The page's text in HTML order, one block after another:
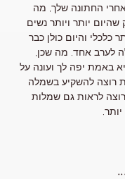
החתונה שלך, מה
יותר ויותר נשים
כלכלי והיום כולן כבר
לערב אחד. מה שכן,
באמת יפה לך ועונה על
רוצה להשקיע בשמלה
לראות גם שמלות